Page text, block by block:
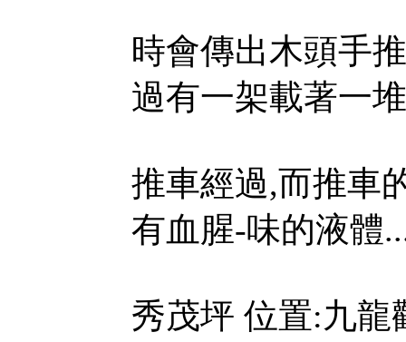
時會傳出木頭手
過有一架載著一
推車經過,而推車
有血腥-味的液體
秀茂坪 位置:九龍